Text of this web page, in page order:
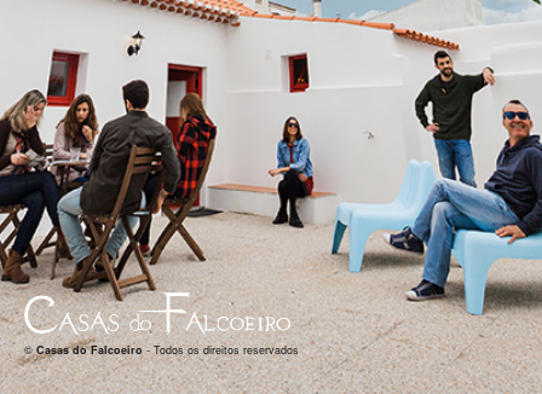
©Casas do Falcoeiro - Todos os direitos reservados